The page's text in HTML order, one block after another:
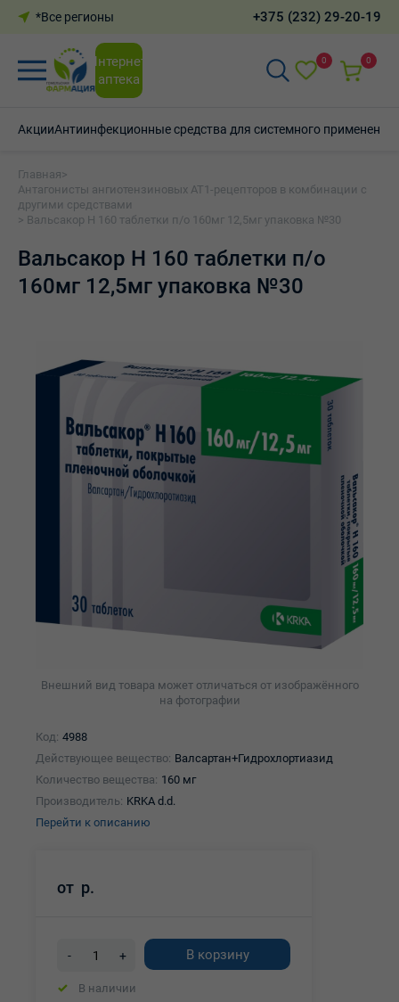
*Все регионы +375 (232) 29-20-19
Интернет-
аптека
0 0
АкцииАнтиинфекционные средства для системного применения
Главная >
Антагонисты ангиотензиновых АТ1-рецепторов в комбинации с
другими средствами
> Вальсакор Н 160 таблетки п/о 160мг 12,5мг упаковка №30
Вальсакор Н 160 таблетки п/о
160мг 12,5мг упаковка №30
Внешний вид товара может отличаться от изображённого
на фотографии
Код: 4988
Действующее вещество: Валсартан+Гидрохлортиазид
Количество вещества: 160 мг
Производитель: KRKA d.d.
Перейти к описанию
от р.
- + В корзину
В наличии